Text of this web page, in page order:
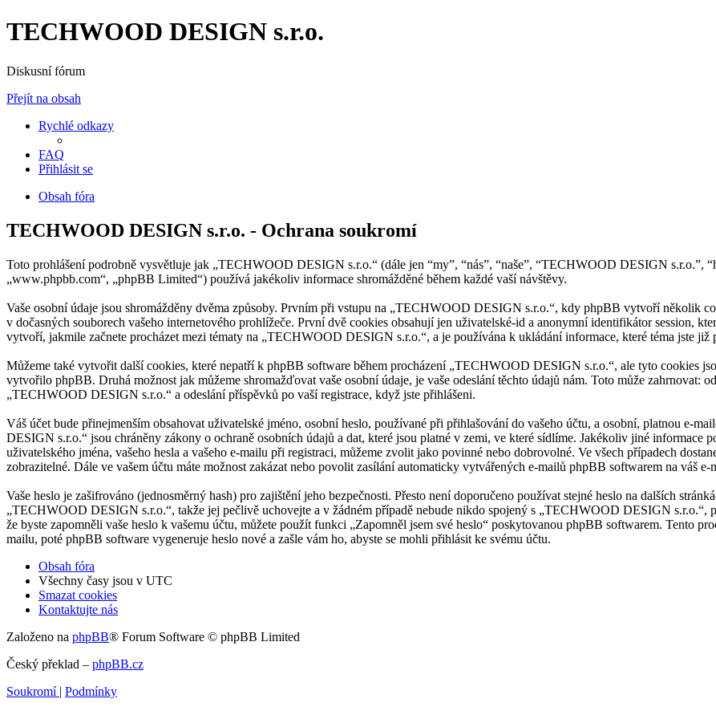
TECHWOOD DESIGN s.r.o.
Diskusní fórum
Přejít na obsah
Rychlé odkazy
FAQ
Přihlásit se
Obsah fóra
TECHWOOD DESIGN s.r.o. - Ochrana soukromí
Toto prohlášení podrobně vysvětluje jak „TECHWOOD DESIGN s.r.o.“ (dále jen “my”, “nás”, “naše”, “TECHWOOD DESIGN s.r.o.”,
„www.phpbb.com“, „phpBB Limited“) používá jakékoliv informace shromážděné během každé vaší návštěvy.
Vaše osobní údaje jsou shromážděny dvěma způsoby. Prvním při vstupu na „TECHWOOD DESIGN s.r.o.“, kdy phpBB vytvoří několik
v dočasných souborech vašeho internetového prohlížeče. První dvě cookies obsahují jen uživatelské-id a anonymní identifikátor session,
vytvoří, jakmile začnete procházet mezi tématy na „TECHWOOD DESIGN s.r.o.“, a je používána k ukládání informace, které téma jste
Můžeme také vytvořit další cookies, které nepatří k phpBB software během procházení „TECHWOOD DESIGN s.r.o.“, ale tyto cookies
vytvořilo phpBB. Druhá možnost jak můžeme shromažďovat vaše osobní údaje, je vaše odeslání těchto údajů nám. Toto může zahrnovat:
„TECHWOOD DESIGN s.r.o.“ a odeslání příspěvků po vaší registrace, když jste přihlášeni.
Váš účet bude přinejmenším obsahovat uživatelské jméno, osobní heslo, používané při přihlašování do vašeho účtu, a osobní, platnou e-
DESIGN s.r.o.“ jsou chráněny zákony o ochraně osobních údajů a dat, které jsou platné v zemi, ve které sídlíme. Jakékoliv jiné
uživatelského jména, vašeho hesla a vašeho e-mailu při registraci, můžeme zvolit jako povinné nebo dobrovolné. Ve všech případech
zobrazitelné. Dále ve vašem účtu máte možnost zakázat nebo povolit zasílání automaticky vytvářených e-mailů phpBB softwarem na váš e-
Vaše heslo je zašifrováno (jednosměrný hash) pro zajištění jeho bezpečnosti. Přesto není doporučeno používat stejné heslo na dalších
„TECHWOOD DESIGN s.r.o.“, takže jej pečlivě uchovejte a v žádném případě nebude nikdo spojený s „TECHWOOD DESIGN s.r.o.“,
že byste zapomněli vaše heslo k vašemu účtu, můžete použít funkci „Zapomněl jsem své heslo“ poskytovanou phpBB softwarem. Tento
mailu, poté phpBB software vygeneruje heslo nové a zašle vám ho, abyste se mohli přihlásit ke svému účtu.
Obsah fóra
Všechny časy jsou v UTC
Smazat cookies
Kontaktujte nás
Založeno na phpBB® Forum Software © phpBB Limited
Český překlad – phpBB.cz
Soukromí | Podmínky